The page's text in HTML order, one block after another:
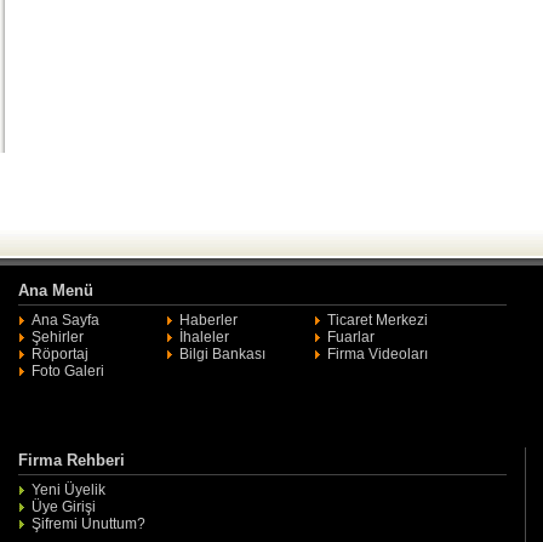
Ana Menü
Ana Sayfa Haberler
Ticaret Merkezi
Şehirler
İhaleler
Fuarlar
Röportaj
Bilgi Bankası
Firma Videoları
Foto Galeri
Firma Rehberi
Yeni Üyelik
Üye Girişi
Şifremi Unuttum?